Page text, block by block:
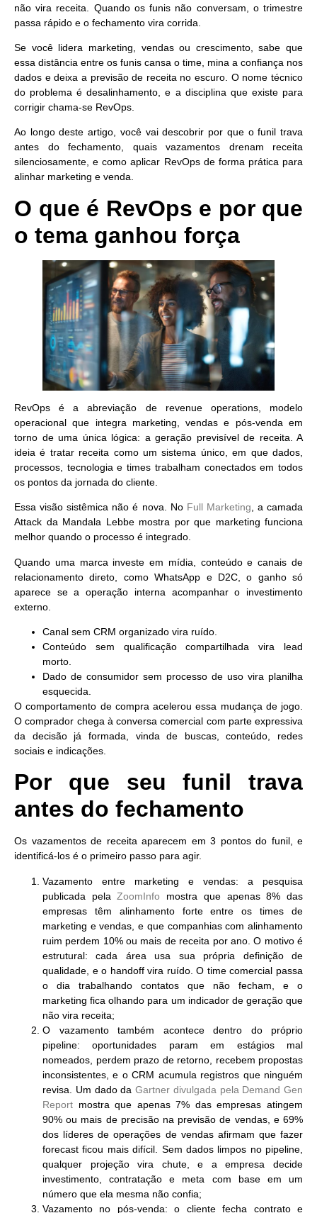
não vira receita. Quando os funis não conversam, o trimestre
passa rápido e o fechamento vira corrida.
Se você lidera marketing, vendas ou crescimento, sabe que
essa distância entre os funis cansa o time, mina a confiança nos
dados e deixa a previsão de receita no escuro. O nome técnico
do problema é desalinhamento, e a disciplina que existe para
corrigir chama-se RevOps
Ao longo deste artigo, você vai descobrir por que o funil trava
antes do fechamento, quais vazamentos drenam receita
silenciosamente, e como aplicar RevOps de forma prática para
alinhar marketing e venda.
O que é RevOps e por que
o tema ganhou força
RevOps é a abreviação de revenue operations,
modelo
operacional que integra marketing, vendas e pós-venda em
torno de uma única lógica: a geração previsível de receita. A
ideia é tratar receita como um sistema único, em que dados,
processos, tecnologia e times trabalham conectados em todos
os pontos da jornada do cliente.
Essa visão sistêmica não é nova. No Full Marketing , a camada
Attack da Mandala Lebbe mostra por que marketing funciona
melhor quando o processo é integrado.
Quando uma marca investe em mídia, conteúdo e canais de
relacionamento direto, como WhatsApp e D2C, o ganho só
aparece se a operação interna acompanhar o investimento
externo.
Canal sem CRM organizado vira ruído.
Conteúdo sem qualificação compartilhada vira lead
morto.
Dado de consumidor sem processo de uso vira planilha
esquecida.
O comportamento de compra acelerou essa mudança de jogo.
O comprador chega à conversa comercial com parte expressiva
da decisão já formada, vinda de buscas, conteúdo, redes
sociais e indicações.
Por que seu funil trava
antes do fechamento
Os vazamentos de receita aparecem em 3 pontos do funil, e
identificá-los é o primeiro passo para agir.
Vazamento entre marketing e vendas: a pesquisa
publicada pela ZoomInfo mostra que apenas 8% das
empresas têm alinhamento forte entre os times de
marketing e vendas, e que companhias com alinhamento
ruim perdem 10% ou mais de receita por ano. O motivo é
estrutural: cada área usa sua própria definição de
qualidade, e o handoff vira ruído. O time comercial passa
o dia trabalhando contatos que não fecham, e o
marketing fica olhando para um indicador de geração que
não vira receita;
O vazamento também acontece dentro do próprio
pipeline:oportunidades param em estágios mal
nomeados, perdem prazo de retorno, recebem propostas
inconsistentes, e o CRM acumula registros que ninguém
revisa. Um dado da Gartner divulgada pela Demand Gen
Report mostra que apenas 7% das empresas atingem
90% ou mais de precisão na previsão de vendas, e 69%
dos líderes de operações de vendas afirmam que fazer
forecast ficou mais difícil. Sem dados limpos no pipeline,
qualquer projeção vira chute, e a empresa decide
investimento, contratação e meta com base em um
número que ela mesma não confia;
Vazamento no pós-venda:o cliente fecha contrato e